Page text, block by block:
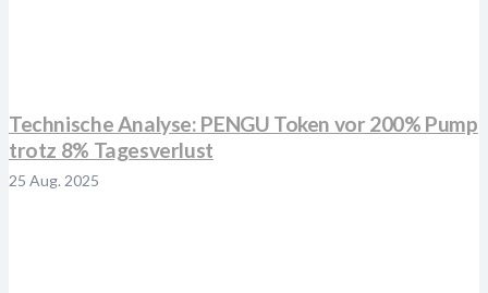
Technische Analyse: PENGU Token vor 200% Pump
trotz 8% Tagesverlust
25 Aug. 2025